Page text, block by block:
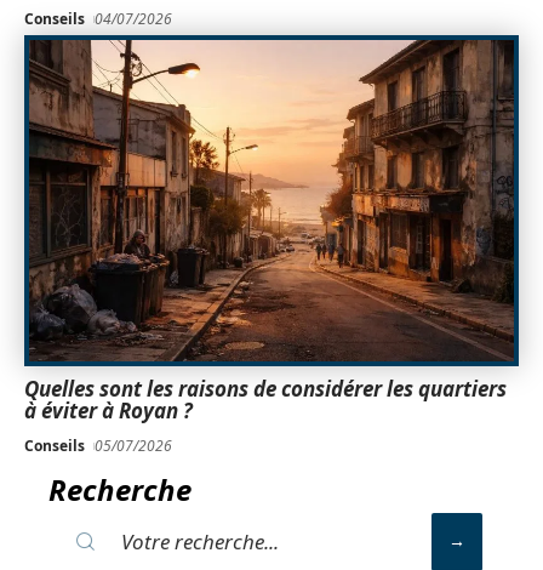
Conseils 04/07/2026
Quelles sont les raisons de considérer les quartiers
à éviter à Royan ?
Conseils 05/07/2026
Recherche